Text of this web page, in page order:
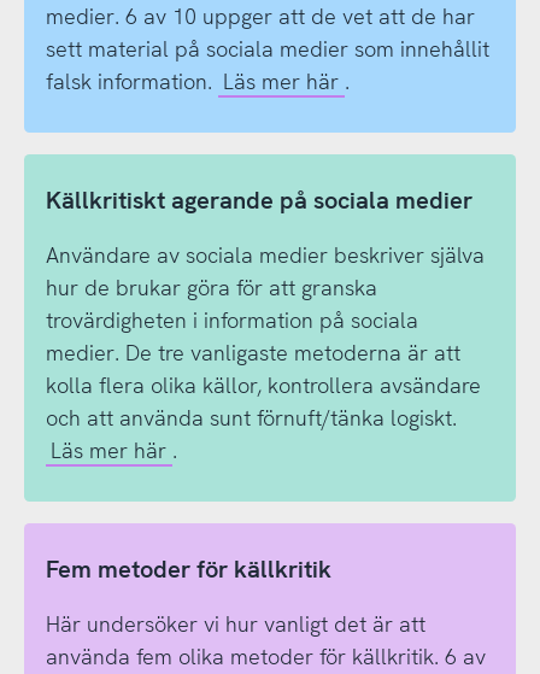
medier. 6 av 10 uppger att de vet att de har
sett material på sociala medier som innehållit
falsk information. Läs mer här .
Källkritiskt agerande på sociala medier
Användare av sociala medier beskriver själva
hur de brukar göra för att granska
trovärdigheten i information på sociala
medier. De tre vanligaste metoderna är att
kolla flera olika källor, kontrollera avsändare
och att använda sunt förnuft/tänka logiskt.
Läs mer här .
Fem metoder för källkritik
Här undersöker vi hur vanligt det är att
använda fem olika metoder för källkritik. 6 av